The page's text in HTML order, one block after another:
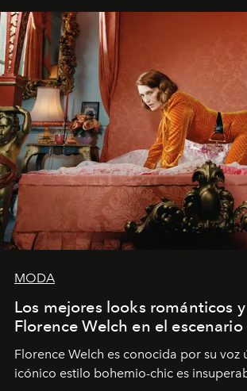
MODA
Los mejores looks románticos
Florence Welch en el escenario
Florence Welch es conocida por su voz
icónico estilo bohemio-chic es